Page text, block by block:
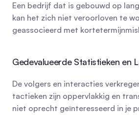
Een bedrijf dat is gebouwd op
kan het zich niet veroorloven te
geassocieerd met
Gedevalueerde Statistieken en
De volgers en interacties
tactieken zijn oppervlakkig en
niet oprecht geïnteresseerd in je